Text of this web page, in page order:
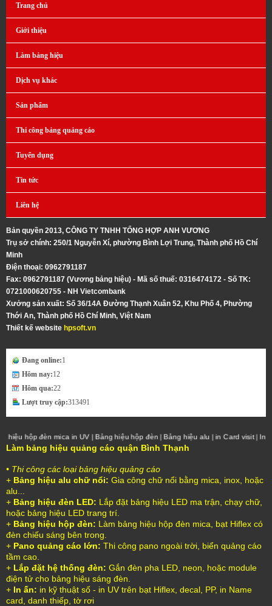
Trang chủ
Giới thiệu
Làm bảng hiệu
Dịch vụ khác
Sản phẩm
Thi công bảng quảng cáo
Tuyển dụng
Tin tức
Liên hệ
Bản quyền 2013, CÔNG TY TNHH TỔNG HỢP ANH VƯƠNG
Trụ sở chính: 250/1 Nguyễn Xí, phường Bình Lợi Trung, Thành phố Hồ Chí
Minh
Điện thoại: 0962791187
Fax: 0962791187 (Vương bảng hiệu) - Mã số thuế: 0316474172 - Số TK:
0721000620755 - NH Vietcombank
Xưởng sản xuất: Số 36/14A Ðường Thạnh Xuân 52, Khu Phố 4, Phường
Thới An, Thành phố Hồ Chí Minh, Việt Nam
Thiết kế website hpsoft.vn
Đang online:1
Hôm nay:12
Hôm qua:22
Lượt truy cập:313491
mica in UV Bảng hiệu hộp đèn | Bảng hiệu alu | in Card visit | In phun khổ lớn
Làm bảng hiệu quảng cáo quận Bình Thạnh
• Thi công các loại bảng hiệu quảng cáo
+ Bảng hiệu alu chữ nổi: Gia công chữ nổi bằng mica, inox, hoặc
alu...
+ Bảng hiệu đèn LED: Lắp đặt bảng hiệu LED ma trận, chạy chữ,
hoặc bảng hiệu LED trang trí.
+ Bảng hiệu hộp đèn: Làm bảng hiệu hộp đèn mica, bạt Hiflex có
đèn chiếu sáng bên trong.
+ Pano quảng cáo lớn: Thi công pano ngoài trời, biển quảng cáo
tầm cao.
+ Lắp đặt hệ thống đèn: Gắn đèn pha LED, neon, hoặc module
điện tử cho bảng hiệu sáng đèn.
+ In ấn: in kỹ thuật số - in UV trên bạt Hiflex, decal, PP, in Name
card, danh thiếp, tờ rơi